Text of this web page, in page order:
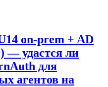
on-prem + AD
— удаcтся ли
для
агентов на